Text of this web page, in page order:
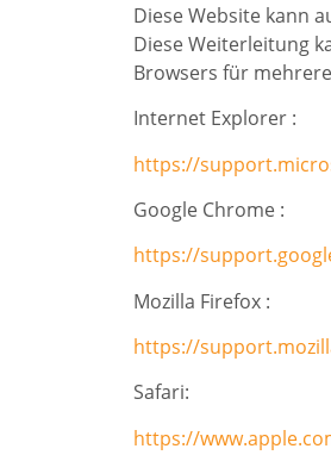
Diese Website kann
Diese Weiterleitung
Browsers für
Internet Explorer :
https://
Google Chrome :
https://
Mozilla Firefox :
https://
Safari:
https://